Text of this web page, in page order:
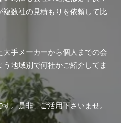
複数社の見積もりを依頼して比
手メーカーから個人までの会
地域別で何社かご紹介してま
。是非、ご活用下さいませ。